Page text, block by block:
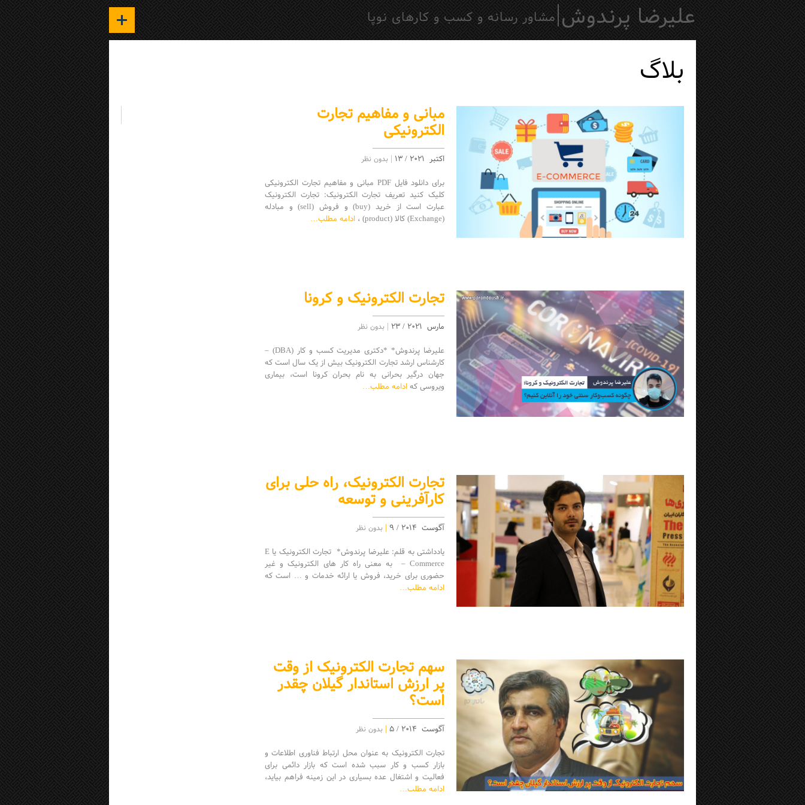
خانه علیرضا پرندوش|مشاور رسانه‌ و کسب و کارهای نوپا
بلاگ
مبانی و مفاهیم تجارت
الکترونیکی
اکتبر 2021 / 13 | بدون نظر
برای دانلود فایل PDF مبانی و مفاهیم تجارت الکترونیکی
کلیک کنید تعریف تجارت الکترونیک: تجارت الکترونیک
عبارت است از خرید (buy) و فروش (sell) و مبادله
(Exchange) کالا (product) ،
ادامه مطلب…
تجارت الکترونیک و کرونا
مارس 2021 / 23 | بدون نظر
علیرضا پرندوش* *دکتری مدیریت کسب و کار (DBA) –
کارشناس ارشد تجارت الکترونیک بیش از یک سال است که
جهان درگیر بحرانی به نام بحران کرونا است، بیماری
ویروسی کهادامه مطلب…
تجارت الکترونیک، راه حلی برای
کارآفرینی و توسعه
آگوست 2014 / 9 | بدون نظر
یادداشتی به قلم: علیرضا پرندوش* تجارت الکترونیک یا E
– Commerce به معنی راه کار های الکترونیک و غیر
حضوری برای خرید، فروش یا ارائه خدمات و … است که
ادامه مطلب…
سهم تجارت الکترونیک از وقت
پر ارزش استاندار گیلان چقدر
است؟‌
آگوست 2014 / 5 | بدون نظر
تجارت الكترونيک به عنوان محل ارتباط فناوری اطلاعات و
بازار كسب و كار سبب شده است كه بازار دائمی برای
فعاليت و اشتغال عده بسياری در اين زمينه فراهم بيايد،
ادامه مطلب…